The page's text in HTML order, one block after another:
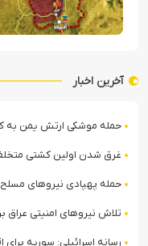
آخرین اخبار
حمله موشکی ارتش یمن به
غرق شدن اولین کشتی
حمله پهپادی نیروهای
تلاش نیروهای امنیتی عراق
رسانه اسرائیلی: سوریه برای